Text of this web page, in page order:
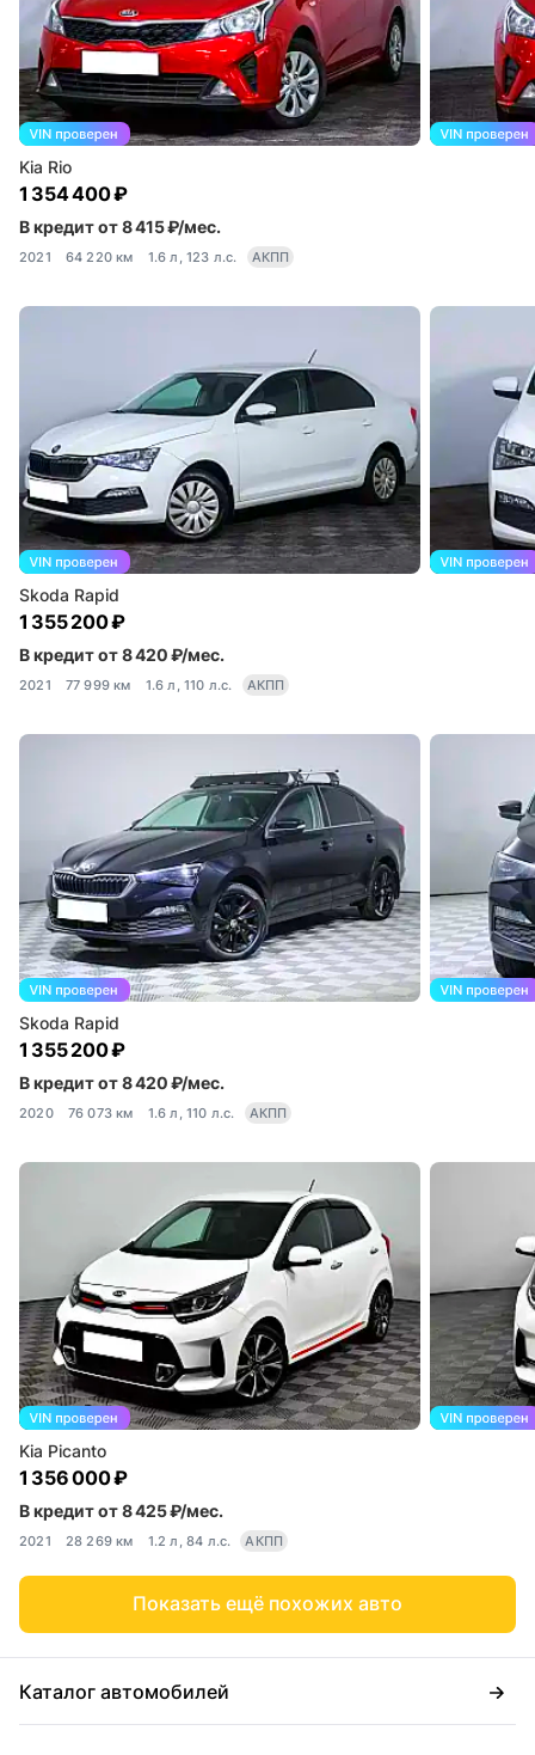
Kia Rio
1 354 400 ₽
В кредит от 8 415 ₽/мес.
2021 64 220 км 1.6 л, 123 л.с. АКПП
Skoda Rapid
1 355 200 ₽
В кредит от 8 420 ₽/мес.
2021 77 999 км 1.6 л, 110 л.с. АКПП
Skoda Rapid
1 355 200 ₽
В кредит от 8 420 ₽/мес.
2020 76 073 км 1.6 л, 110 л.с. АКПП
Kia Picanto
1 356 000 ₽
В кредит от 8 425 ₽/мес.
2021 28 269 км 1.2 л, 84 л.с. АКПП
Показать ещё похожих авто
Каталог автомобилей